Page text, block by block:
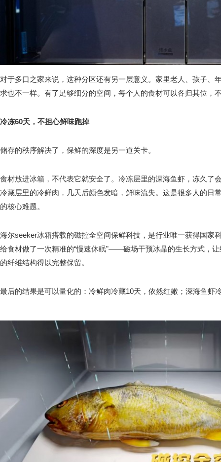
对于多口之家来说，这种分区还有另一层意义。家里老人、孩子、
求也不一样。有了足够细分的空间，每个人的食材可以各归其位，
冷冻60天，不担心鲜味跑掉
储存的秩序解决了，保鲜的深度是另一道关卡。
食材放进冰箱，不代表它就安全了。冷冻层里的深海鱼虾，冻久了
冷藏层里的冷鲜肉，几天后颜色发暗，鲜味流失。这是很多人的日
的核心难题。
海尔seeker冰箱搭载的磁控全空间保鲜科技，是行业唯一获得国家
给食材做了一次精准的“慢速休眠”——磁场干预冰晶的生长方式，
的纤维结构得以完整保留。
最后的结果是可以量化的：冷鲜肉冷藏10天，依然红嫩；深海鱼虾